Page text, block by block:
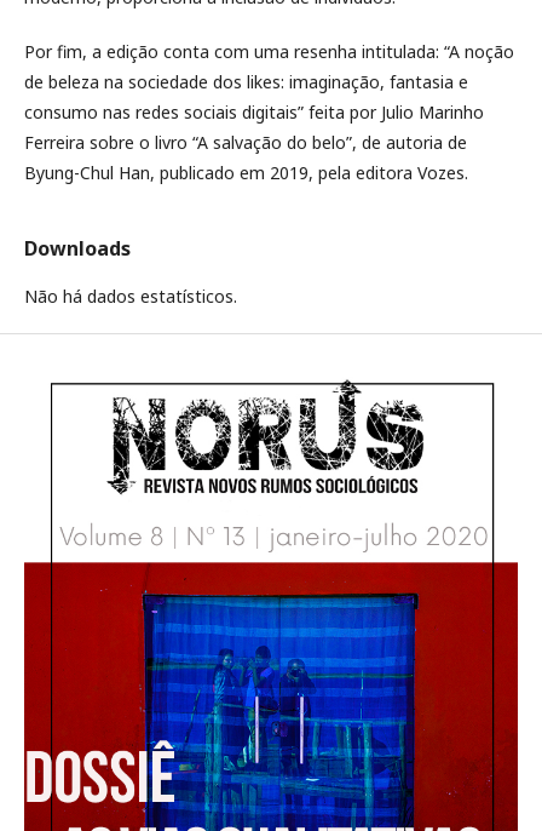
Por fim, a edição conta com uma resenha intitulada: “A noção
de beleza na sociedade dos likes: imaginação, fantasia e
consumo nas redes sociais digitais” feita por Julio Marinho
Ferreira sobre o livro “A salvação do belo”, de autoria de
Byung-Chul Han, publicado em 2019, pela editora Vozes.
Downloads
Não há dados estatísticos.